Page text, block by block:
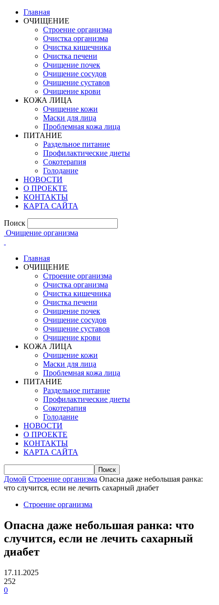
Главная
ОЧИЩЕНИЕ
Строение организма
Очистка организма
Очистка кишечника
Очистка печени
Очищение почек
Очищение сосудов
Очищение суставов
Очищение крови
КОЖА ЛИЦА
Очищение кожи
Маски для лица
Проблемная кожа лица
ПИТАНИЕ
Раздельное питание
Профилактические диеты
Сокотерапия
Голодание
НОВОСТИ
О ПРОЕКТЕ
КОНТАКТЫ
КАРТА САЙТА
Поиск
Очищение организма
Главная
ОЧИЩЕНИЕ
Строение организма
Очистка организма
Очистка кишечника
Очистка печени
Очищение почек
Очищение сосудов
Очищение суставов
Очищение крови
КОЖА ЛИЦА
Очищение кожи
Маски для лица
Проблемная кожа лица
ПИТАНИЕ
Раздельное питание
Профилактические диеты
Сокотерапия
Голодание
НОВОСТИ
О ПРОЕКТЕ
КОНТАКТЫ
КАРТА САЙТА
Домой Строение организма Опасна даже небольшая ранка:
что случится, если не лечить сахарный диабет
Строение организма
Опасна даже небольшая ранка: что
случится, если не лечить сахарный
диабет
17.11.2025
252
0